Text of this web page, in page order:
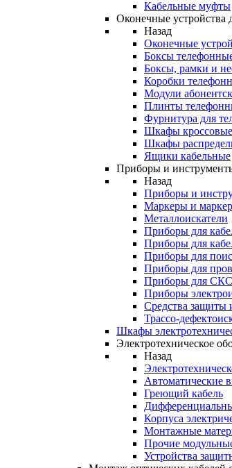
Кабельные муфты
Оконечные устройства
Назад
Оконечные
Боксы
Боксы, рамки и
Коробки
Модули
Плинты
Фурнитура для
Шкафы кроссовые
Шкафы
Ящики кабельные
Приборы и
Назад
Приборы и
Маркеры и
Металлоискатели
Приборы для
Приборы для
Приборы для
Приборы для
Приборы для СКС
Приборы
Средства защиты
Трассо-
Шкафы
Электротехническое
Назад
Автоматические
Греющий кабель
Корпуса
Монтажные
Прочие
Устройства